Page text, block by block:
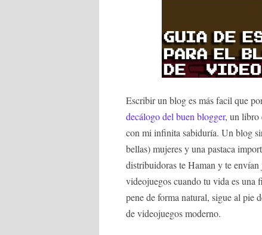
Escribir un blog es más facil que
decálogo del buen blogger, un libro
con mi infinita sabiduría. Un blog
bellas) mujeres y una pastaca
distribuidoras te Haman y te
videojuegos cuando tu vida es una
pene de forma natural, sigue al pie
de videojuegos moderno.